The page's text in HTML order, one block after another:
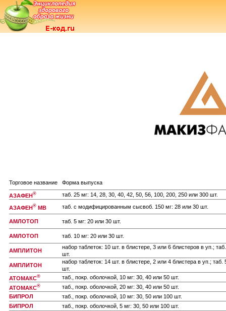
Торговое название Форма выпуска
АЗАФЕН® таб. 25 мг: 14, 28, 30, 40, 42, 50, 56, 100, 200, 250 или 300 шт.
АЗАФЕН® МВ таб. с модифицированным сысвоб. 150 мг: 28 или 30 шт.
АМЛОТОП таб. 5 мг: 20 или 30 шт.
АМЛОТОП таб. 10 мг: 20 или 30 шт.
АМПЛИТОН
набор таблеток: 10 шт. в блистере, 3 или 6 блистеров в уп.;
шт.
АМПЛИТОН
набор таблеток: 14 шт. в блистере, 2 или 4 блистера в уп.;
шт.
АТОМАКС®
таб., покр. оболочкой, 10 мг: 30, 40 или 50 шт.
АТОМАКС®
таб., покр. оболочкой, 20 мг: 30, 40 или 50 шт.
БИПРОЛ
таб., покр. оболочкой, 10 мг: 30, 50 или 100 шт.
БИПРОЛ
таб., покр. оболочкой, 5 мг: 30, 50 или 100 шт.